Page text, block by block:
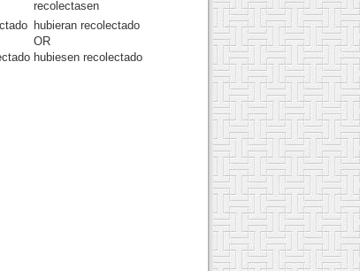
recolectasen
hubieran recolectado
OR
hubiesen recolectado